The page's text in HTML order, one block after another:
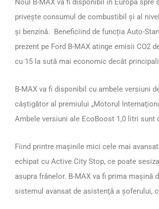
Noul B-MAX va fi disponibil în Europa
privește consumul de combustibil și al
și benzină. Beneficiind de funcția Auto-
prezent pe Ford B-MAX atinge emisii CO2
cu 15 la sută mai economic decât
B-MAX va fi disponibil cu ambele versiuni
câștigător al premiului „Motorul
Ambele versiuni ale EcoBoost 1,0 litri sunt
Fiind printre mașinile mici cele mai
echipat cu Active City Stop, ce poate
asupra frânelor. B-MAX va fi prima mașină
sistemul avansat de asistenţă a șoferului,